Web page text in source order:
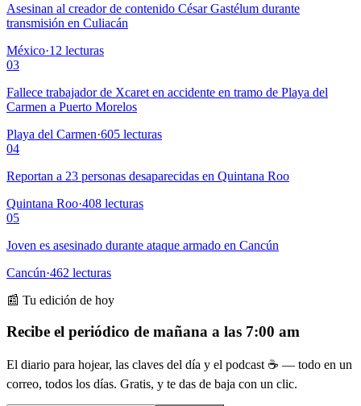
Asesinan al creador de contenido César Gastélum durante
transmisión en Culiacán
México·12 lecturas
03
Fallece trabajador de Xcaret en accidente en tramo de Playa del
Carmen a Puerto Morelos
Playa del Carmen·605 lecturas
04
Reportan a 23 personas desaparecidas en Quintana Roo
Quintana Roo·408 lecturas
05
Joven es asesinado durante ataque armado en Cancún
Cancún·462 lecturas
📰 Tu edición de hoy
Recibe el periódico de mañana a las 7:00 am
El diario para hojear, las claves del día y el podcast ☕ — todo en un
correo, todos los días. Gratis, y te das de baja con un clic.